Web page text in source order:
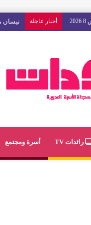
أخبار عاجلة مع « The Next Ad » ، إنوي يُسند حملته الإعلانية المقبلة إلى الشباب المغربي
رائدات TV أسرة ومجتمع